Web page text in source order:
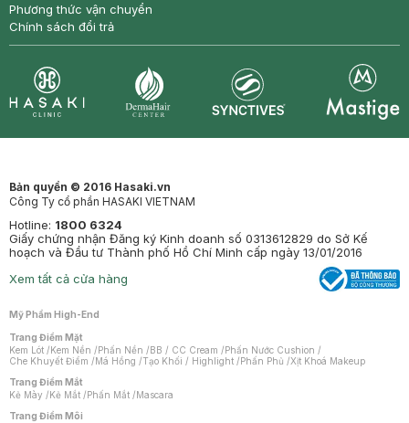
Phương thức vận chuyển
Chính sách đổi trả
Bản quyền © 2016 Hasaki.vn
Công Ty cổ phần HASAKI VIETNAM
Hotline: 1800 6324
Giấy chứng nhận Đăng ký Kinh doanh số 0313612829 do Sở Kế
hoạch và Đầu tư Thành phố Hồ Chí Minh cấp ngày 13/01/2016
Xem tất cả cửa hàng
Mỹ Phẩm High-End
Trang Điểm Mặt
Kem Lót /Kem Nền /Phấn Nền /BB / CC Cream /Phấn Nước Cushion /
Che Khuyết Điểm /Má Hồng /Tạo Khối / Highlight /Phấn Phủ /Xịt Khoá Makeup
Trang Điểm Mắt
Kẻ Mày /Kẻ Mắt /Phấn Mắt /Mascara
Trang Điểm Môi